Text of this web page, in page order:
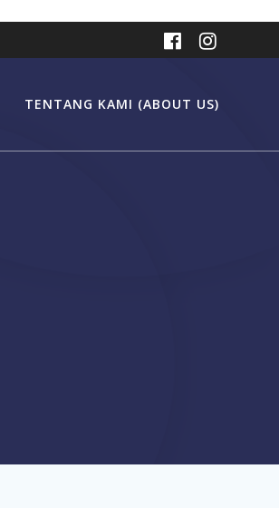
TENTANG KAMI (ABOUT US)